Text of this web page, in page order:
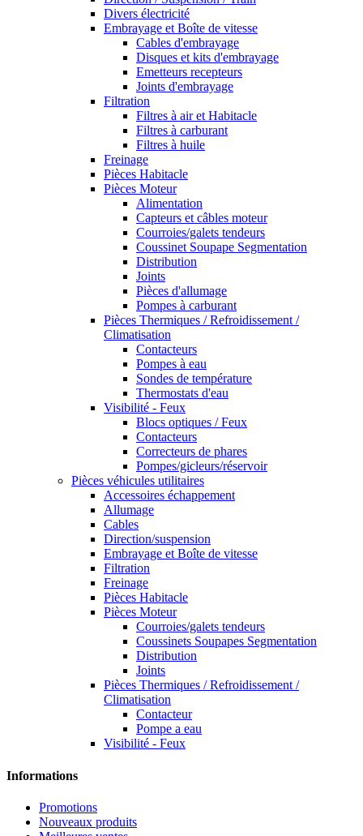
Divers électricité
Embrayage et Boîte de vitesse
Cables d'embrayage
Disques et kits d'embrayage
Emetteurs recepteurs
Joints d'embrayage
Filtration
Filtres à air et Habitacle
Filtres à carburant
Filtres à huile
Freinage
Pièces Habitacle
Pièces Moteur
Alimentation
Capteurs et câbles moteur
Courroies/galets tendeurs
Coussinet Soupape Segmentation
Distribution
Joints
Pièces d'allumage
Pompes à carburant
Pièces Thermiques / Refroidissement /
Climatisation
Contacteurs
Pompes à eau
Sondes de température
Thermostats d'eau
Visibilité - Feux
Blocs optiques / Feux
Contacteurs
Correcteurs de phares
Pompes/gicleurs/réservoir
Pièces véhicules utilitaires
Accessoires échappement
Allumage
Cables
Direction/suspension
Embrayage et Boîte de vitesse
Filtration
Freinage
Pièces Habitacle
Pièces Moteur
Courroies/galets tendeurs
Coussinets Soupapes Segmentation
Distribution
Joints
Pièces Thermiques / Refroidissement /
Climatisation
Contacteur
Pompe a eau
Visibilité - Feux
Informations
Promotions
Nouveaux produits